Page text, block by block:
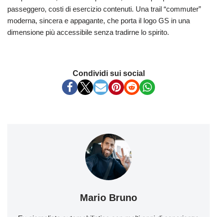
passeggero, costi di esercizio contenuti. Una trail “commuter”
moderna, sincera e appagante, che porta il logo GS in una
dimensione più accessibile senza tradirne lo spirito.
Condividi sui social
Mario Bruno